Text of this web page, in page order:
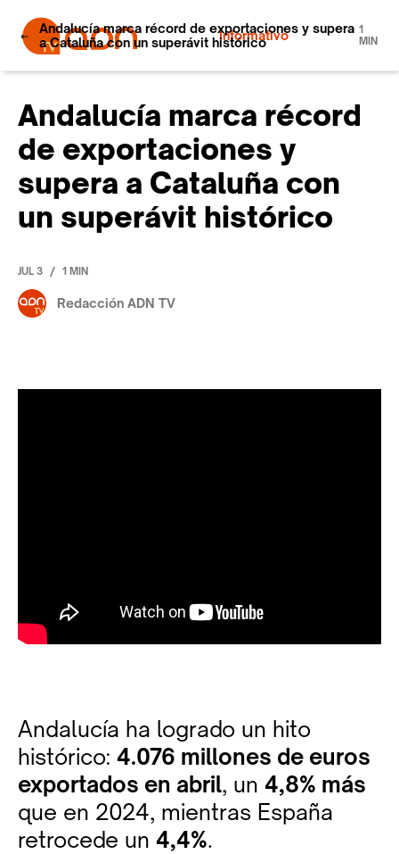
Informativo
Andalucía marca récord de exportaciones y supera
a Cataluña con un superávit histórico
1
MIN
Andalucía marca récord
de exportaciones y
supera a Cataluña con
un superávit histórico
JUL 3 / 1 MIN
Redacción ADN TV
Andalucía ha logrado un hito
histórico: 4.076 millones de euros
exportados en abril, un 4,8% más
que en 2024, mientras España
retrocede un 4,4%.